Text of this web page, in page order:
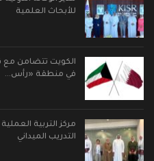
للأبحاث العلمية
الكويت تتضامن مع
في منطقة «رأس…
مركز التربية
التدريب الميداني